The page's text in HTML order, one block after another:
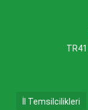
İl Temsilcilikleri